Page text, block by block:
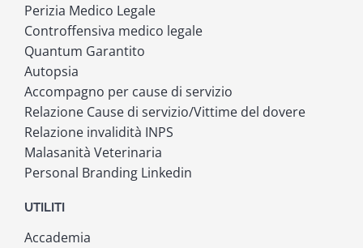
Perizia Medico Legale
Controffensiva medico legale
Quantum Garantito
Autopsia
Accompagno per cause di servizio
Relazione Cause di servizio/Vittime del dovere
Relazione invalidità INPS
Malasanità Veterinaria
Personal Branding Linkedin
UTILITI
Accademia